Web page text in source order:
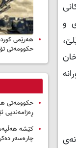
و
هەرێمی
حکوومەتی
حکوومەتی
ڕەزامەندیی
کێشە
چارەسەر